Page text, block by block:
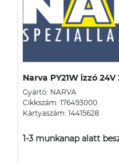
Narva PY21W izzó 24V
Gyártó: NARVA
Cikkszám: 176493000
Kártyaszám: 14415628
1-3 munkanap alatt